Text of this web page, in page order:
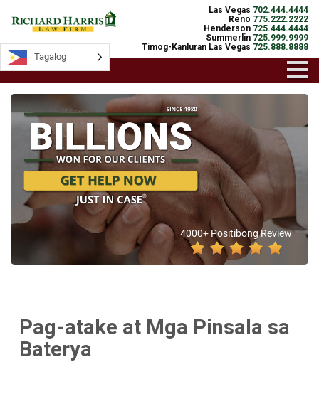
Las Vegas 702.444.4444
Reno 775.222.2222
Henderson 725.444.4444
Summerlin 725.999.9999
Timog-Kanluran Las Vegas 725.888.8888
4000+ Positibong Review
Pag-atake at Mga Pinsala sa
Baterya
Tagalog